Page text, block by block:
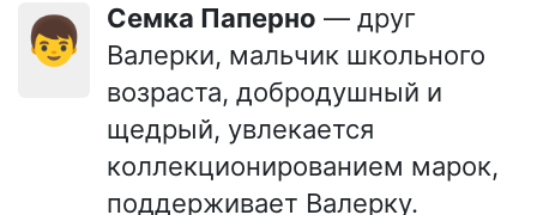
👦 Семка Паперно — друг
Валерки, мальчик школьного
возраста, добродушный и
щедрый, увлекается
коллекционированием марок,
поддерживает Валерку.